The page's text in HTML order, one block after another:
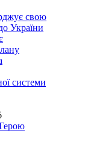
свою
України
системи